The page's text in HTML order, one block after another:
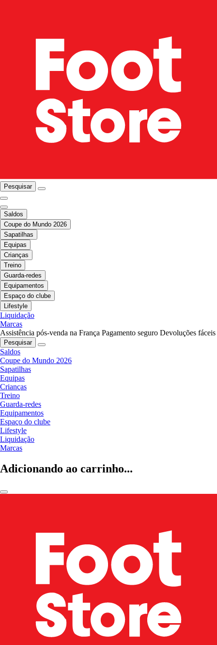
Pesquisar
Saldos
Coupe do Mundo 2026
Sapatilhas
Equipas
Crianças
Treino
Guarda-redes
Equipamentos
Espaço do clube
Lifestyle
Liquidação
Marcas
Assistência pós-venda na França Pagamento seguro Devoluções fáceis
Pesquisar
Saldos
Coupe do Mundo 2026
Sapatilhas
Equipas
Crianças
Treino
Guarda-redes
Equipamentos
Espaço do clube
Lifestyle
Liquidação
Marcas
Adicionando ao carrinho...